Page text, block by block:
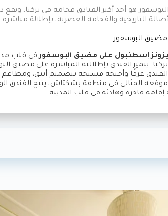
التاريخية والفخامة العصرية، بإطلالة
مضيق البوسفور:
إسطنبول على مضيق البوسفورفي قلب
يتميز الفندق بإطلالته المباشرة على مضيق
غرفًا وأجنحة فسيحة بتصميم أنيق،
المثالي في منطقة بشكتاش، يتيح الفندق
إقامة فاخرة وهادئة في قلب المدينة.